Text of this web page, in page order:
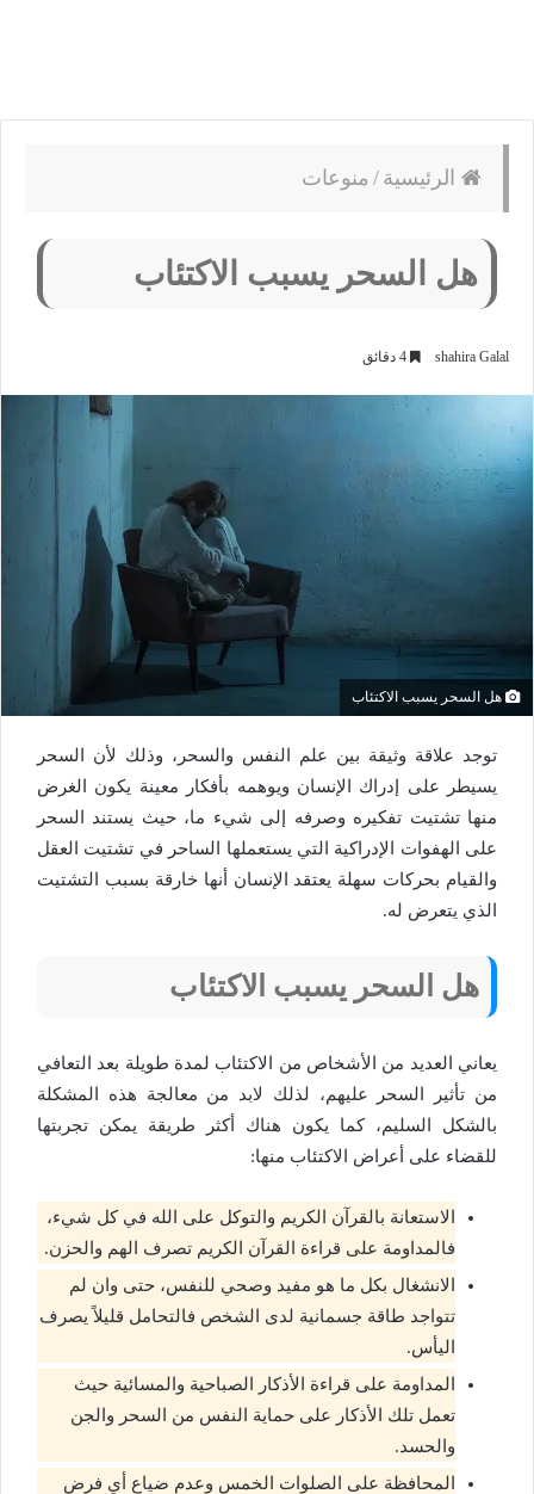
الرئيسية / منوعات
هل السحر يسبب الاكتئاب
shahira Galal
هل السحر يسبب الاكتئاب
توجد علاقة وثيقة بين علم النفس والسحر، وذلك لأن السحر
يسيطر على إدراك الإنسان ويوهمه بأفكار معينة يكون الغرض
منها تشتيت تفكيره وصرفه إلى شيء ما، حيث يستند السحر
على الهفوات الإدراكية التي يستعملها الساحر في تشتيت العقل
والقيام بحركات سهلة يعتقد الإنسان أنها خارقة بسبب التشتيت
الذي يتعرض له.
هل السحر يسبب الاكتئاب
يعاني العديد من الأشخاص من الاكتئاب لمدة طويلة بعد التعافي
من تأثير السحر عليهم، لذلك لابد من معالجة هذه المشكلة
بالشكل السليم، كما يكون هناك أكثر طريقة يمكن تجربتها
للقضاء على أعراض الاكتئاب منها:
الاستعانة بالقرآن الكريم والتوكل على الله في كل شيء،
فالمداومة على قراءة القرآن الكريم تصرف الهم والحزن.
الانشغال بكل ما هو مفيد وصحي للنفس، حتى وان لم
تتواجد طاقة جسمانية لدى الشخص فالتحامل قليلاً يصرف
اليأس.
المداومة على قراءة الأذكار الصباحية والمسائية حيث
تعمل تلك الأذكار على حماية النفس من السحر والجن
والحسد.
المحافظة على الصلوات الخمس وعدم ضياع أي فرض